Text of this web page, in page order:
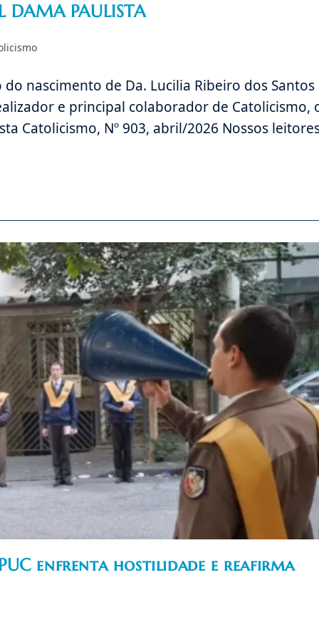
DAMA PAULISTA
nascimento de Da. Lucilia Ribeiro dos Santos
e principal colaborador de Catolicismo,
Catolicismo, Nº 903, abril/2026 Nossos
enfrenta hostilidade e reafirma